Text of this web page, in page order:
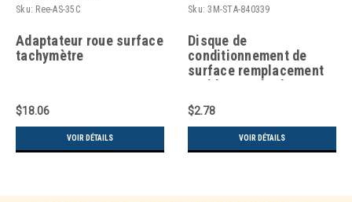
Sku: Ree-AS-35C
Adaptateur roue surface
tachymètre
$18.06
VOIR DÉTAILS
Sku: 3M-STA-840339
Disque de
conditionnement de
surface remplacement
rapide Standard
Très fin Oxyde
d'aluminium
$2.78
VOIR DÉTAILS